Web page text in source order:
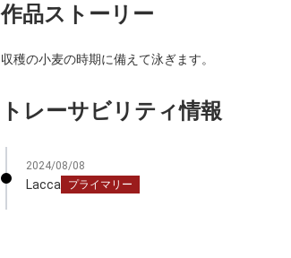
作品ストーリー
収穫の小麦の時期に備えて泳ぎます。
トレーサビリティ情報
2024/08/08
Lacca プライマリー